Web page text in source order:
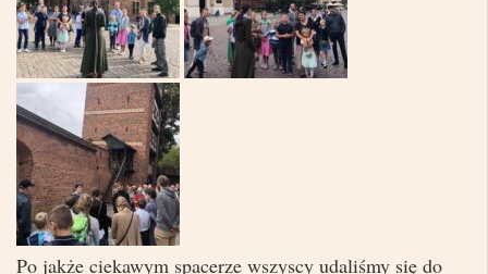
Po jakże ciekawym spacerze wszyscy udaliśmy się do